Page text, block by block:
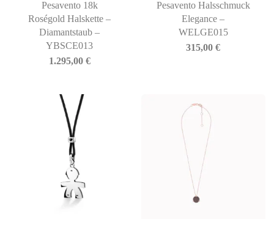
Pesavento 18k
Roségold Halskette –
Diamantstaub –
YBSCE013
1.295,00 €
Pesavento Halsschmuck
Elegance –
WELGE015
315,00€